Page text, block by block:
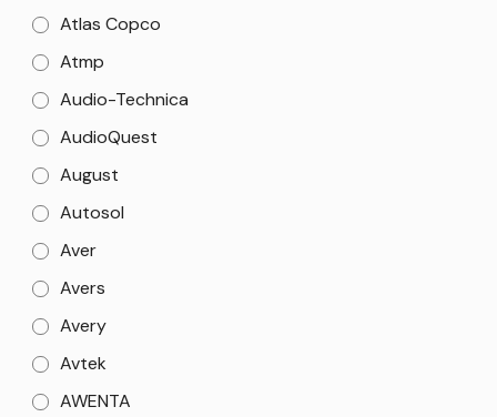
Atlas Copco
Atmp
Audio-Technica
AudioQuest
August
Autosol
Aver
Avers
Avery
Avtek
AWENTA